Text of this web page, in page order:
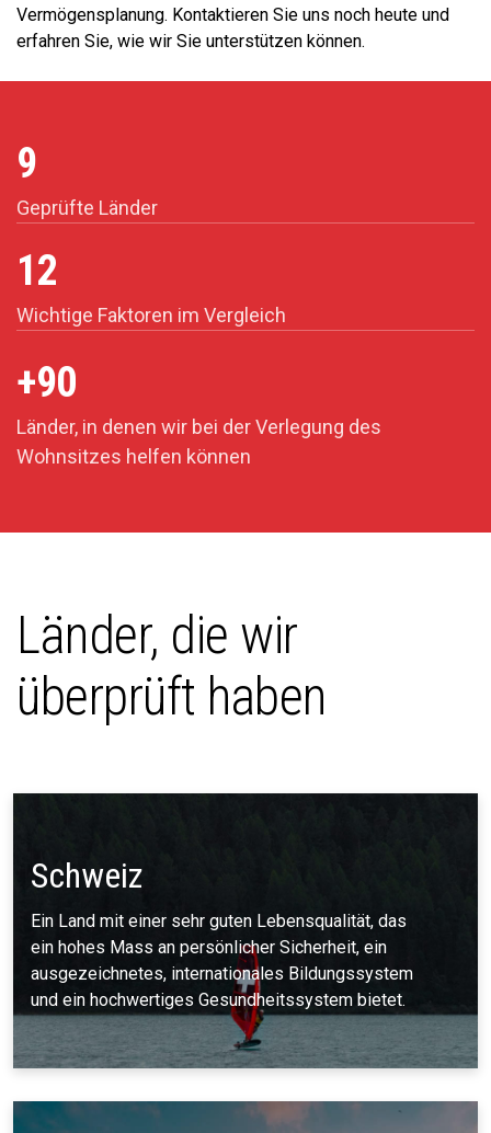
Vermögensplanung. Kontaktieren Sie uns noch heute und
erfahren Sie, wie wir Sie unterstützen können.
9
Geprüfte Länder
12
Wichtige Faktoren im Vergleich
+90
Länder, in denen wir bei der Verlegung des
Wohnsitzes helfen können
Länder, die wir
überprüft haben
Schweiz
Ein Land mit einer sehr guten Lebensqualität, das
ein hohes Mass an persönlicher Sicherheit, ein
ausgezeichnetes, internationales Bildungssystem
und ein hochwertiges Gesundheitssystem bietet.